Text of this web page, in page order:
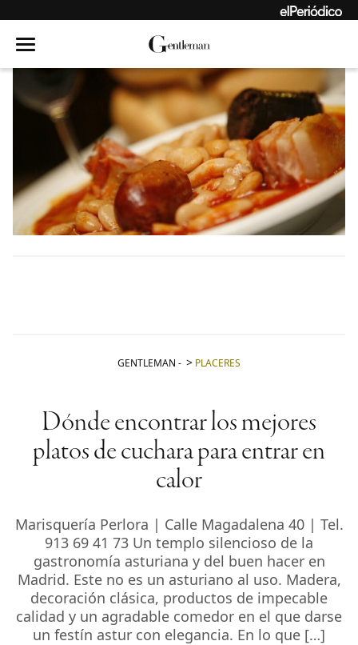
GENTLEMAN - PLACERES
Dónde encontrar los mejores
platos de cuchara para entrar en
calor
Marisquería Perlora | Calle Magadalena 40 | Tel.
913 69 41 73 Un templo silencioso de la
gastronomía asturiana y del buen hacer en
Madrid. Este no es un asturiano al uso. Madera,
decoración clásica, productos de impecable
calidad y un agradable comedor en el que darse
un festín astur con elegancia. En lo que […]